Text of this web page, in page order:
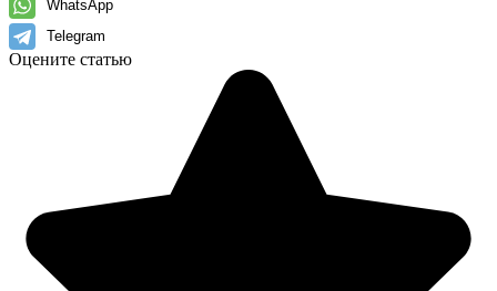
WhatsApp
Telegram
Оцените статью